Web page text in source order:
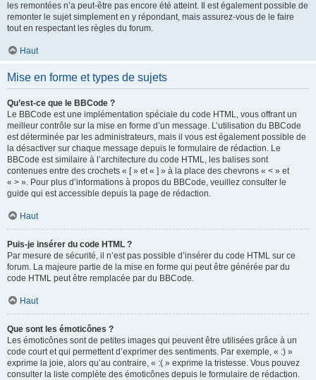
les remontées n’a peut-être pas encore été atteint. Il est également possible de
remonter le sujet simplement en y répondant, mais assurez-vous de le faire
tout en respectant les règles du forum.
Haut
Mise en forme et types de sujets
Qu’est-ce que le BBCode ?
Le BBCode est une implémentation spéciale du code HTML, vous offrant un
meilleur contrôle sur la mise en forme d’un message. L’utilisation du BBCode
est déterminée par les administrateurs, mais il vous est également possible de
la désactiver sur chaque message depuis le formulaire de rédaction. Le
BBCode est similaire à l’architecture du code HTML, les balises sont
contenues entre des crochets « [ » et « ] » à la place des chevrons « < » et
« > ». Pour plus d’informations à propos du BBCode, veuillez consulter le
guide qui est accessible depuis la page de rédaction.
Haut
Puis-je insérer du code HTML ?
Par mesure de sécurité, il n’est pas possible d’insérer du code HTML sur ce
forum. La majeure partie de la mise en forme qui peut être générée par du
code HTML peut être remplacée par du BBCode.
Haut
Que sont les émoticônes ?
Les émoticônes sont de petites images qui peuvent être utilisées grâce à un
code court et qui permettent d’exprimer des sentiments. Par exemple, « :) »
exprime la joie, alors qu’au contraire, « :( » exprime la tristesse. Vous pouvez
consulter la liste complète des émoticônes depuis le formulaire de rédaction.